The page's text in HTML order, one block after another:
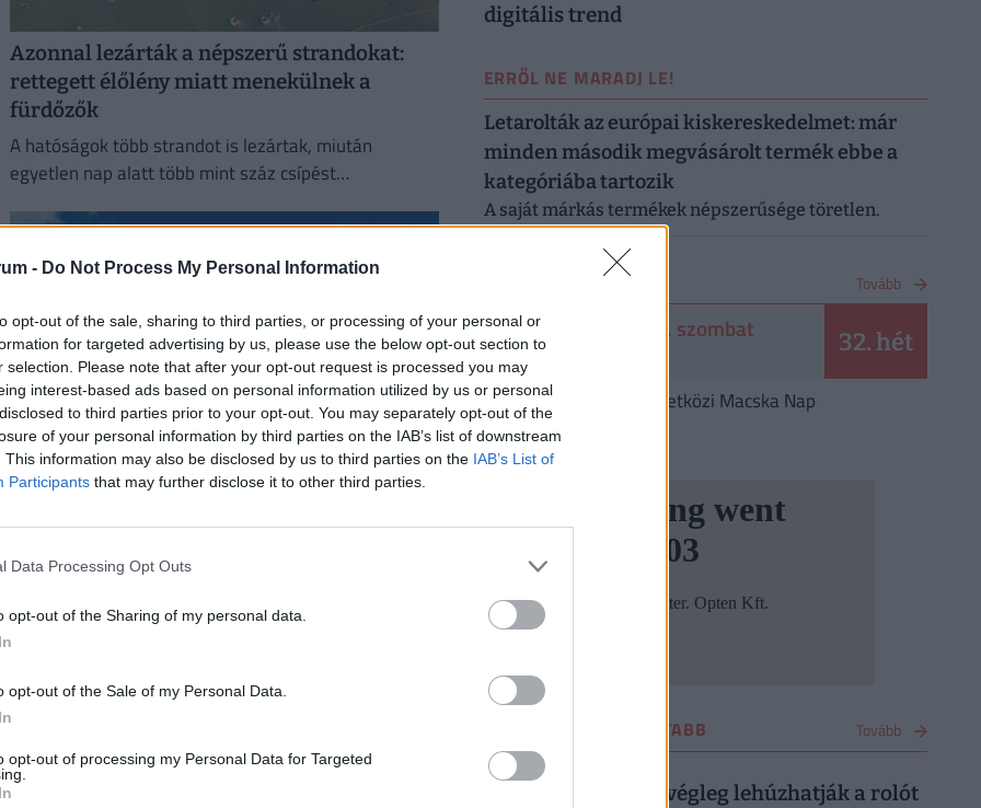
- Do Not Process My Personal Information
opt-out of the sale, sharing to third parties, or processing of your personal or
for targeted advertising by us, please use the below opt-out section to
selection. Please note that after your opt-out request is processed you may
interest-based ads based on personal information utilized by us or personal
to third parties prior to your opt-out. You may separately opt-out of the
of your personal information by third parties on the IAB’s list of downstream
This information may also be disclosed by us to third parties on the IAB’s List of
Participants that may further disclose it to other third parties.
Data Processing Opt Outs
opt-out of the Sharing of my personal data.
opt-out of the Sale of my Personal Data.
opt-out of processing my Personal Data for Targeted
Azonnal lezárták a népszerű strandokat:
rettegett élőlény miatt menekülnek a
fürdőzők
A hatóságok több strandot is lezártak, miután
egyetlen nap alatt több mint száz csípést
Szó szerint kettészakadt az ország: az egyik
megérkezett a hidegzuhany
Péntek délutánra óriási hőmérsékleti kontraszt
digitális trend
ERRŐL NE MARADJ LE!
Letarolták az európai kiskereskedelmet: már
minden második megvásárolt termék ebbe a
kategóriába tartozik
A saját márkás termékek népszerűsége töretlen.
Tovább
2026. augusztus 8. szombat
László 32. hét
Augusztus 8. Nemzetközi Macska Nap
UTAZÁS LEGOLVASOTTABB Tovább
1 4 napja
Kész, ennyi volt: végleg lehúzhatják a rolót